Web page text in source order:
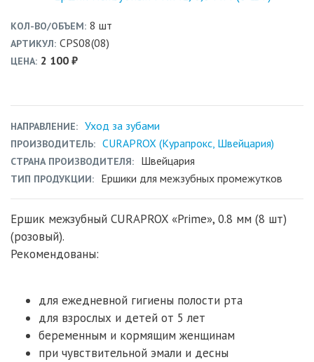
КОЛ-ВО/ОБЪЕМ 8 шт
АРТИКУЛ CPS08(08)
ЦЕНА 2 100 ₽
НАПРАВЛЕНИЕ Уход за зубами
ПРОИЗВОДИТЕЛЬ CURAPROX (Курапрокс, Швейцария)
СТРАНА ПРОИЗВОДИТЕЛЯ Швейцария
ТИП ПРОДУКЦИИ Ершики для межзубных промежутков
Ершик межзубный CURAPROX «Prime», 0.8 мм (8 шт)
(розовый).
Рекомендованы:
для ежедневной гигиены полости рта
для взрослых и детей от 5 лет
беременным и кормящим женщинам
при чувствительной эмали и десны